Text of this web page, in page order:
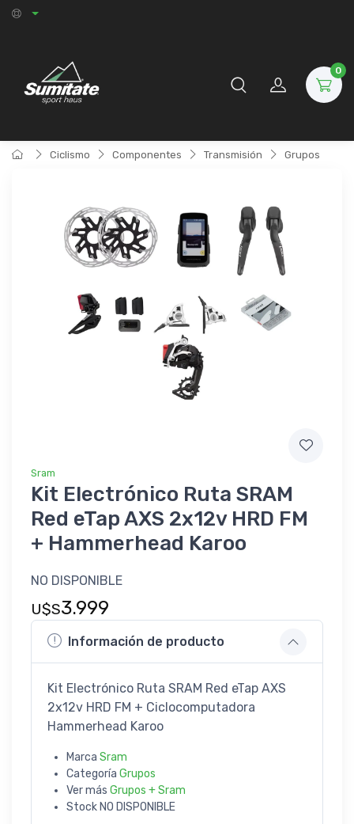
0
Ciclismo Componentes Transmisión Grupos
Sram
Kit Electrónico Ruta SRAM
Red eTap AXS 2x12v HRD FM
+ Hammerhead Karoo
NO DISPONIBLE
U$S3.999
Información de producto
Kit Electrónico Ruta SRAM Red eTap AXS
2x12v HRD FM + Ciclocomputadora
Hammerhead Karoo
Marca Sram
Categoría Grupos
Ver más Grupos + Sram
Stock NO DISPONIBLE